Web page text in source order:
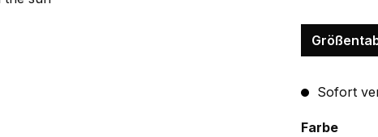
Sofort
Farbe